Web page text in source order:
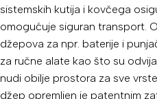
sistemskih kutija i kovčega
omogućuje siguran transport.
džepova za npr. baterije i
za ručne alate kao što su
nudi obilje prostora za sve
džep opremljen je patentnim